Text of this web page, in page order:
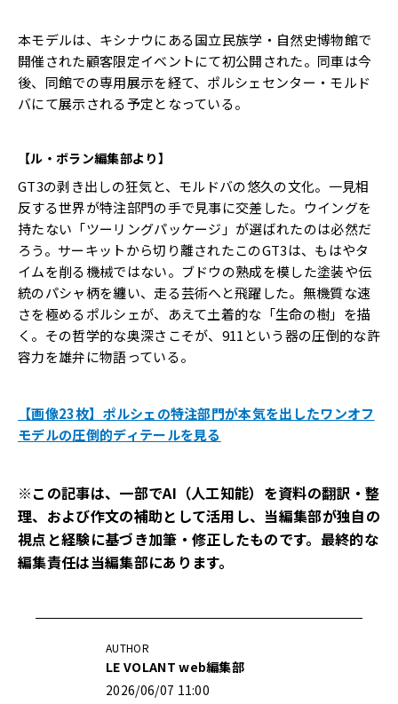
本モデルは、キシナウにある国立民族学・自然史博物館で
開催された顧客限定イベントにて初公開された。同車は今
後、同館での専用展示を経て、ポルシェセンター・モルド
バにて展示される予定となっている。
【ル・ボラン編集部より】
GT3の剥き出しの狂気と、モルドバの悠久の文化。一見相
反する世界が特注部門の手で見事に交差した。ウイングを
持たない「ツーリングパッケージ」が選ばれたのは必然だ
ろう。サーキットから切り離されたこのGT3は、もはやタ
イムを削る機械ではない。ブドウの熟成を模した塗装や伝
統のパシャ柄を纏い、走る芸術へと飛躍した。無機質な速
さを極めるポルシェが、あえて土着的な「生命の樹」を描
く。その哲学的な奥深さこそが、911という器の圧倒的な許
容力を雄弁に物語っている。
【画像23枚】ポルシェの特注部門が本気を出したワンオフ
モデルの圧倒的ディテールを見る
※この記事は、一部でAI（人工知能）を資料の翻訳・整
理、および作文の補助として活用し、当編集部が独自の
視点と経験に基づき加筆・修正したものです。最終的な
編集責任は当編集部にあります。
AUTHOR
LE VOLANT web編集部
2026/06/07 11:00